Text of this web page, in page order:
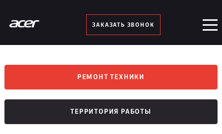
ЗАКАЗАТЬ ЗВОНОК
РЕМОНТ ТЕХНИКИ
ТЕРРИТОРИЯ РАБОТЫ